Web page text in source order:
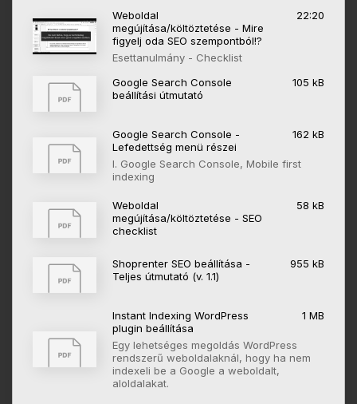
Weboldal
megújítása/költöztetése - Mire
figyelj oda SEO szempontból!?
22:20
Esettanulmány - Checklist
Google Search Console
beállítási útmutató
105 kB
Google Search Console -
Lefedettség menü részei
162 kB
I. Google Search Console, Mobile first
indexing
Weboldal
megújítása/költöztetése - SEO
checklist
58 kB
Shoprenter SEO beállítása -
Teljes útmutató (v. 1.1)
955 kB
Instant Indexing WordPress
plugin beállítása
1 MB
Egy lehetséges megoldás WordPress
rendszerű weboldalaknál, hogy ha nem
indexeli be a Google a weboldalt,
aloldalakat.